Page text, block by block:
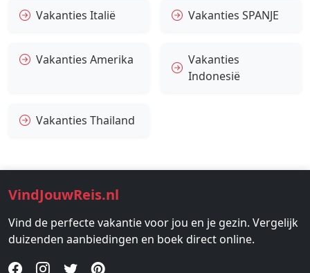
Vakanties Italië Vakanties SPANJE
Vakanties Amerika
Vakanties
Indonesië
Vakanties Thailand
VindJouwReis.nl
Vind de perfecte vakantie voor jou en je gezin. Vergelijk
duizenden aanbiedingen en boek direct online.